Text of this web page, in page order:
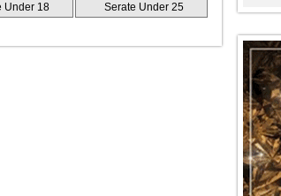
Under 18
Serate Under 25